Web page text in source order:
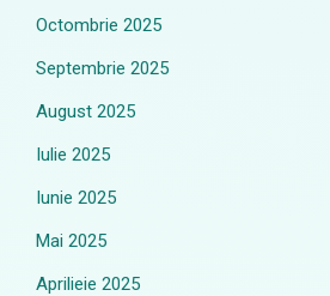
Octombrie 2025
Septembrie 2025
August 2025
Iulie 2025
Iunie 2025
Mai 2025
Aprilieie 2025